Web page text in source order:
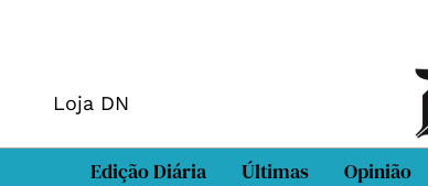
Loja DN
Edição Diária Últimas Opinião